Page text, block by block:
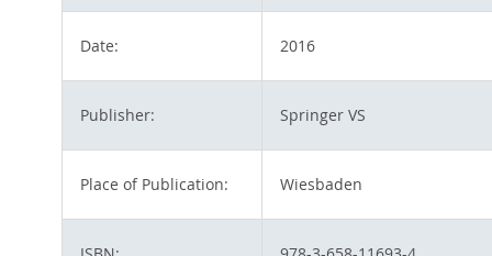
Date: 2016
Publisher: Springer VS
Place of Publication: Wiesbaden